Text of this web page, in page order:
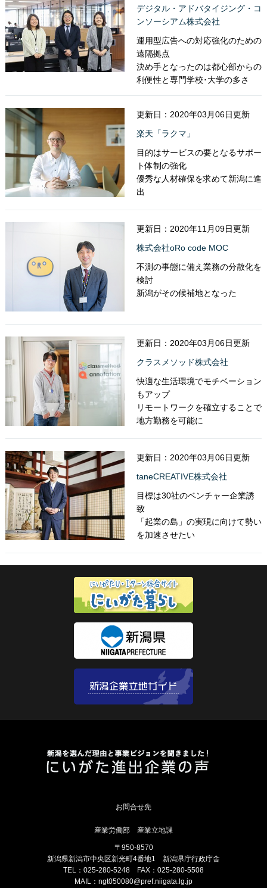
デジタル・アドバタイジング・コ
ンソーシアム株式会社
運用型広告への対応強化のための
遠隔拠点
決め手となったのは都心部からの
利便性と専門学校･大学の多さ
更新日：2020年03月06日更新
楽天「ラクマ」
目的はサービスの要となるサポー
ト体制の強化
優秀な人材確保を求めて新潟に進
出
更新日：2020年11月09日更新
株式会社oRo code MOC
不測の事態に備え業務の分散化を
検討
新潟がその候補地となった
更新日：2020年03月06日更新
クラスメソッド株式会社
快適な生活環境でモチベーション
もアップ
リモートワークを確立することで
地方勤務を可能に
更新日：2020年03月06日更新
taneCREATIVE株式会社
目標は30社のベンチャー企業誘
致
「起業の島」の実現に向けて勢い
を加速させたい
産業労働部 産業立地課
〒950-8570
新潟県新潟市中央区新光町4番地1 新潟県庁行政庁舎
TEL：025-280-5248 FAX：025-280-5508
MAIL： ngt050080@pref.niigata.lg.jp